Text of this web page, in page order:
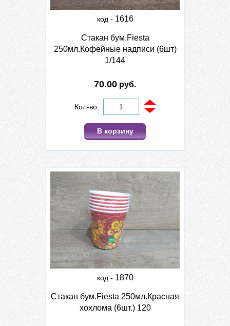
код - 1616
Стакан бум.Fiesta
250мл.Кофейные надписи (6шт)
1/144
70.00 руб.
Кол-во:
В корзину
код - 1870
Стакан бум.Fiesta 250мл.Красная
хохлома (6шт.) 120